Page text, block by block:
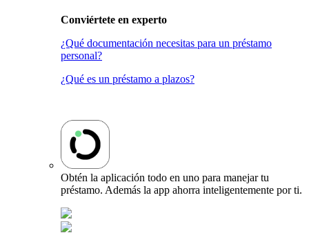
Conviértete en experto
¿Qué documentación necesitas para un préstamo
personal?
¿Qué es un préstamo a plazos?
Obtén la aplicación todo en uno para manejar tu
préstamo. Además la app ahorra inteligentemente por ti.